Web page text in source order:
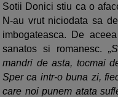
Sotii Donici stiu ca o
N-au vrut niciodata sa
imbogateasca. De
sanatos si romanesc.
mandri de asta, tocmai
Sper ca intr-o buna zi,
care noi punem atata